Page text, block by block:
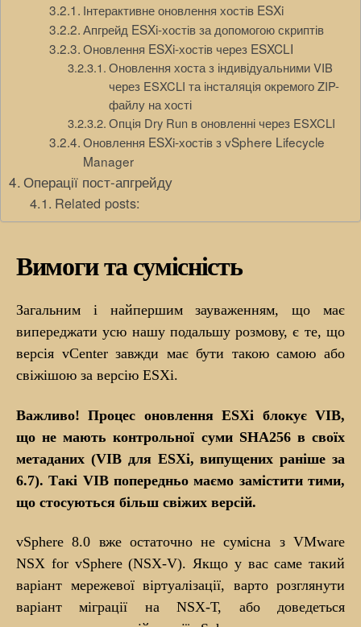
Інтерактивне оновлення хостів ESXi
Апгрейд ESXi-хостів за допомогою скриптів
Оновлення ESXi-хостів через ESXCLI
Оновлення хоста з індивідуальними VIB
через ESXCLI та інсталяція окремого ZIP-
файлу на хості
Опція Dry Run в оновленні через ESXCLI
Оновлення ESXi-хостів з vSphere Lifecycle
Manager
Операції пост-апгрейду
Related posts:
Вимоги та сумісність
Загальним і найпершим зауваженням, що має
випереджати усю нашу подальшу розмову, є те, що
версія vCenter завжди має бути такою самою або
свіжішою за версію ESXi.
Важливо! Процес оновлення ESXi блокує VIB,
що не мають контрольної суми SHA256 в своїх
метаданих (VIB для ESXi, випущених раніше за
6.7). Такі VIB попередньо маємо замістити тими,
що стосуються більш свіжих версій.
vSphere 8.0 вже остаточно не сумісна з VMware
NSX for vSphere (NSX-V). Якщо у вас саме такий
варіант мережевої віртуалізації, варто розглянути
варіант міграції на NSX-Т, або доведеться